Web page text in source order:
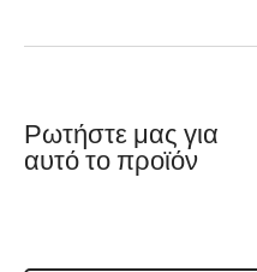
Ρωτήστε μας για
αυτό το προϊόν